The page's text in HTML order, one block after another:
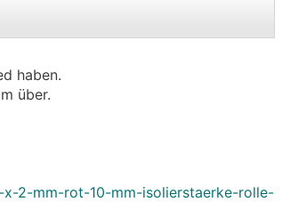
haben.
über.
2-mm-rot-10-mm-isolierstaerke-rolle-